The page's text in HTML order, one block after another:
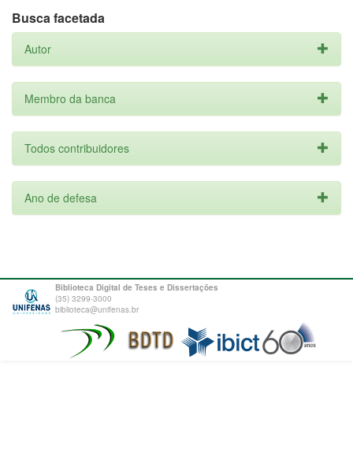
Busca facetada
Autor
Membro da banca
Todos contribuidores
Ano de defesa
Biblioteca Digital de Teses e Dissertações
(35) 3299-3000
biblioteca@unifenas.br